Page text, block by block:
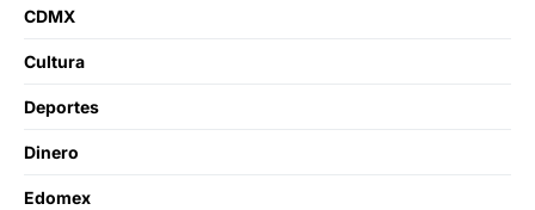
CDMX
Cultura
Deportes
Dinero
Edomex